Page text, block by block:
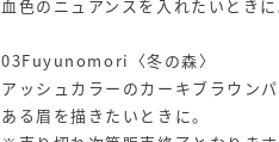
血色のニュアンスを入れたいときに
03Fuyunomori〈冬の森〉
アッシュカラーのカーキブラウン
ある眉を描きたいときに。